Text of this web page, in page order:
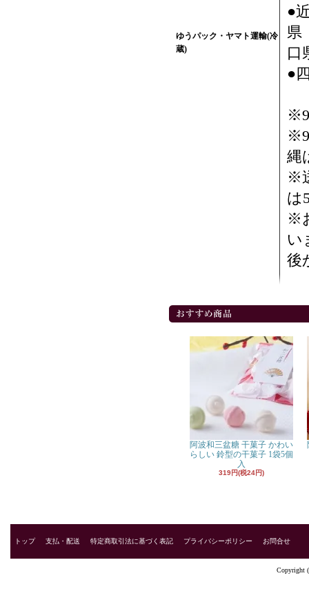
ゆうパック・ヤマト運輸(冷
蔵)
●
口
●
縄
※
は
※
い
後
阿波和三盆糖 干菓子 かわい
らしい 鈴型の干菓子 1袋5個
入
319円(税24円)
トップ 支払・配送 特定商取引法に基づく表記 プライバシーポリシー お問合せ
Copyright